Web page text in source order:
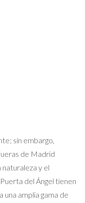
sin embargo,
de Madrid
y el
del Ángel tienen
amplia gama de